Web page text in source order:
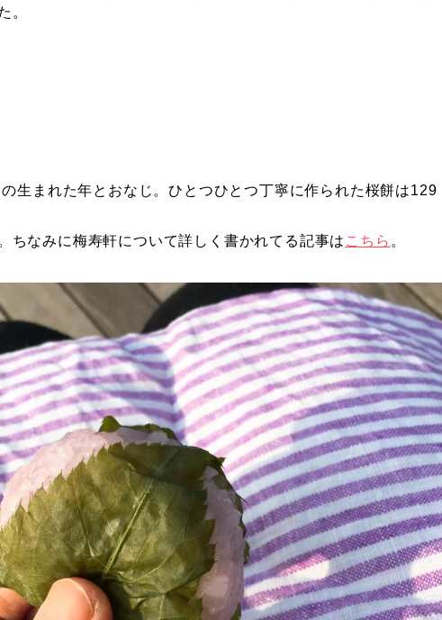
。
生まれた年とおなじ。ひとつひとつ丁寧に作られた桜餅は129
ちなみに梅寿軒について詳しく書かれてる記事は こちら 。